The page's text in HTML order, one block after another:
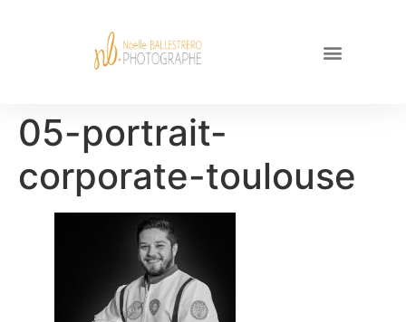
05-portrait-
corporate-toulouse